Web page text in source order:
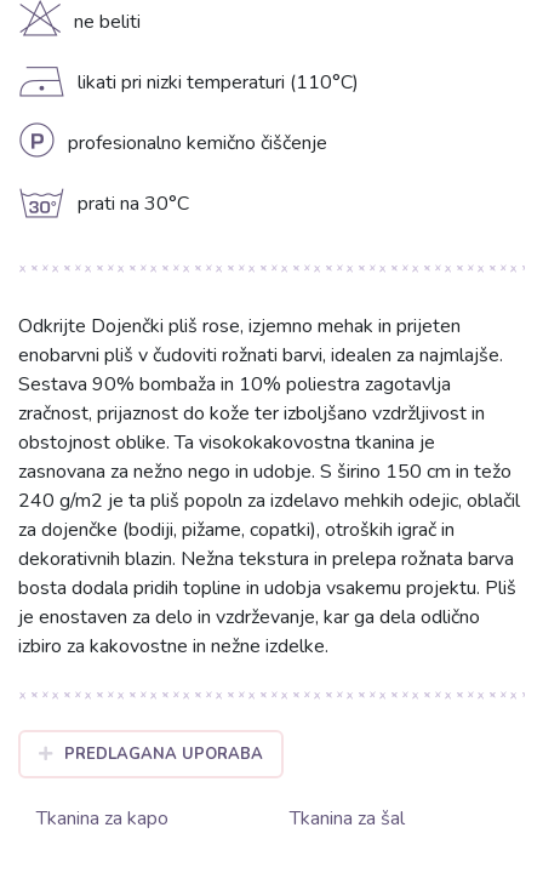
H ne beliti
D likati pri nizki temperaturi (110°C)
L profesionalno kemično čiščenje
g prati na 30°C
Odkrijte Dojenčki pliš rose, izjemno mehak in prijeten
enobarvni pliš v čudoviti rožnati barvi, idealen za najmlajše.
Sestava 90% bombaža in 10% poliestra zagotavlja
zračnost, prijaznost do kože ter izboljšano vzdržljivost in
obstojnost oblike. Ta visokokakovostna tkanina je
zasnovana za nežno nego in udobje. S širino 150 cm in težo
240 g/m2 je ta pliš popoln za izdelavo mehkih odejic, oblačil
za dojenčke (bodiji, pižame, copatki), otroških igrač in
dekorativnih blazin. Nežna tekstura in prelepa rožnata barva
bosta dodala pridih topline in udobja vsakemu projektu. Pliš
je enostaven za delo in vzdrževanje, kar ga dela odlično
izbiro za kakovostne in nežne izdelke.
PREDLAGANA UPORABA
Tkanina za kapo Tkanina za šal